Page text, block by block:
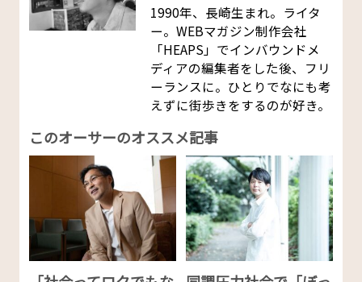
1990年、長崎生まれ。ライタ
ー。WEBマガジン制作会社
「HEAPS」でインバウンドメ
ディアの編集者をした後、フリ
ーランスに。ひとりでなにも考
えずに街歩きをするのが好き。
このオーサーのオススメ記事